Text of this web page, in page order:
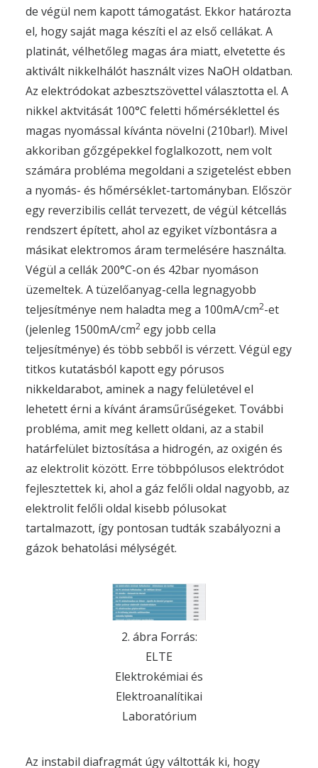
de végül nem kapott támogatást. Ekkor határozta
el, hogy saját maga készíti el az első cellákat. A
platinát, vélhetőleg magas ára miatt, elvetette és
aktivált nikkelhálót használt vizes NaOH oldatban.
Az elektródokat azbesztszövettel választotta el. A
nikkel aktvitását 100°C feletti hőmérséklettel és
magas nyomással kívánta növelni (210bar!). Mivel
akkoriban gőzgépekkel foglalkozott, nem volt
számára probléma megoldani a szigetelést ebben
a nyomás- és hőmérséklet-tartományban. Először
egy reverzibilis cellát tervezett, de végül kétcellás
rendszert épített, ahol az egyiket vízbontásra a
másikat elektromos áram termelésére használta.
Végül a cellák 200°C-on és 42bar nyomáson
üzemeltek. A tüzelőanyag-cella legnagyobb
teljesítménye nem haladta meg a 100mA/cm2-et
(jelenleg 1500mA/cm2 egy jobb cella
teljesítménye) és több sebből is vérzett. Végül egy
titkos kutatásból kapott egy pórusos
nikkeldarabot, aminek a nagy felületével el
lehetett érni a kívánt áramsűrűségeket. További
probléma, amit meg kellett oldani, az a stabil
határfelület biztosítása a hidrogén, az oxigén és
az elektrolit között. Erre többpólusos elektródot
fejlesztettek ki, ahol a gáz felőli oldal nagyobb, az
elektrolit felőli oldal kisebb pólusokat
tartalmazott, így pontosan tudták szabályozni a
gázok behatolási mélységét.
2. ábra Forrás:
ELTE
Elektrokémiai és
Elektroanalítikai
Laboratórium
Az instabil diafragmát úgy váltották ki, hogy